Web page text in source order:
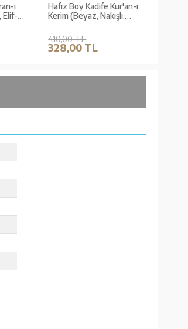
ı
Elif-
Hafız Boy Kadife Kur'an-ı
Kerim (Beyaz, Nakışlı,
410,00 TL
328,00 TL